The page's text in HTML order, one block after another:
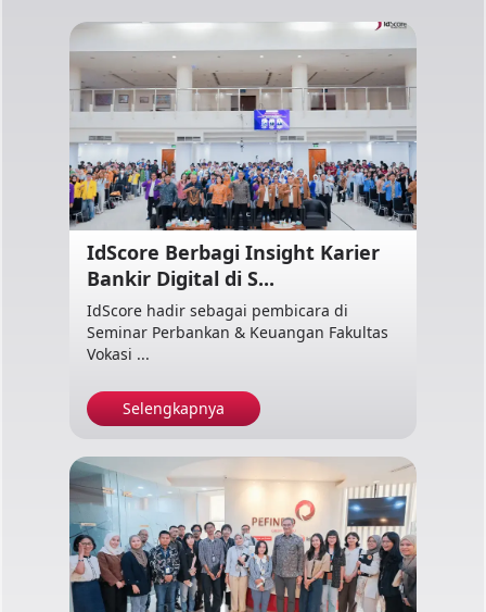
IdScore Berbagi Insight Karier
Bankir Digital di S...
IdScore hadir sebagai pembicara di
Seminar Perbankan & Keuangan Fakultas
Vokasi ...
Selengkapnya